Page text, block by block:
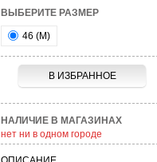
ВЫБЕРИТЕ РАЗМЕР
46 (M)
В ИЗБРАННОЕ
НАЛИЧИЕ В МАГАЗИНАХ
нет ни в одном городе